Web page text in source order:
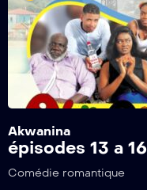
Akwanina
épisodes 13 a 16
Comédie romantique